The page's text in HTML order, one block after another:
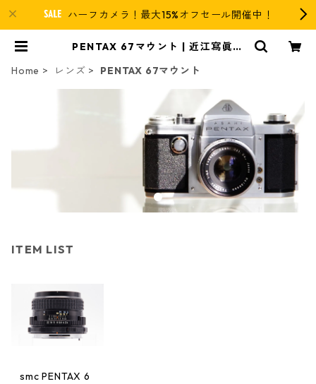
ハーフカメラ！最大15%オフセール開催中！
PENTAX 67マウント | 近江寫眞機
Home
レンズ PENTAX 67マウント
ITEM LIST
smc PENTAX 6